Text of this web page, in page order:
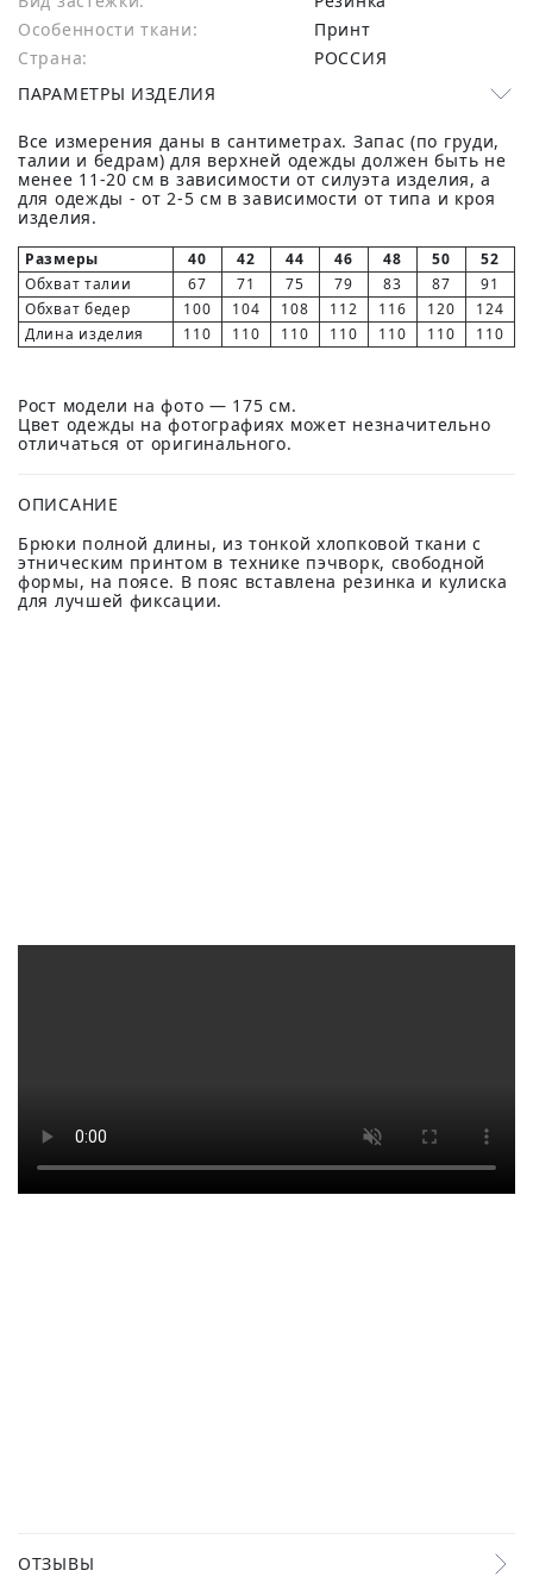
Особенности ткани:
Принт
Страна:
РОССИЯ
ПАРАМЕТРЫ ИЗДЕЛИЯ
Все измерения даны в сантиметрах. Запас (по груди,
талии и бедрам) для верхней одежды должен быть не
менее 11-20 см в зависимости от силуэта изделия, а
для одежды - от 2-5 см в зависимости от типа и кроя
изделия.
Размеры 40 42 44 46 48 50
52
Обхват талии
67 71 75 79 83 87
91
Обхват бедер
100 104 108 112 116 120
124
Длина изделия
110 110 110 110 110 110 110
Рост модели на фото — 175 см.
Цвет одежды на фотографиях может незначительно
отличаться от оригинального.
ОПИСАНИЕ
Брюки полной длины, из тонкой хлопковой ткани с
этническим принтом в технике пэчворк, свободной
формы, на поясе. В пояс вставлена резинка и кулиcка
для лучшей фиксации.
ОТЗЫВЫ